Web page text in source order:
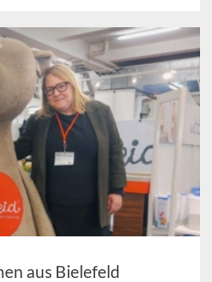
aus Bielefeld